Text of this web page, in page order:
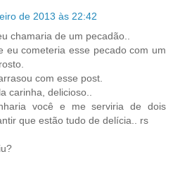
de 2013 às 22:42
chamaria de um pecadão..
eu cometeria esse pecado com um
com esse post.
carinha, delicioso..
você e me serviria de dois
que estão tudo de delícia.. rs